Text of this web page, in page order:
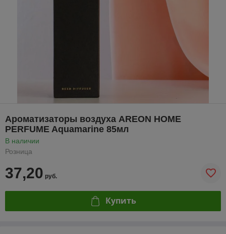
Ароматизаторы воздуха AREON HOME
PERFUME Aquamarine 85мл
В наличии
Розница
37,20 руб.
Купить